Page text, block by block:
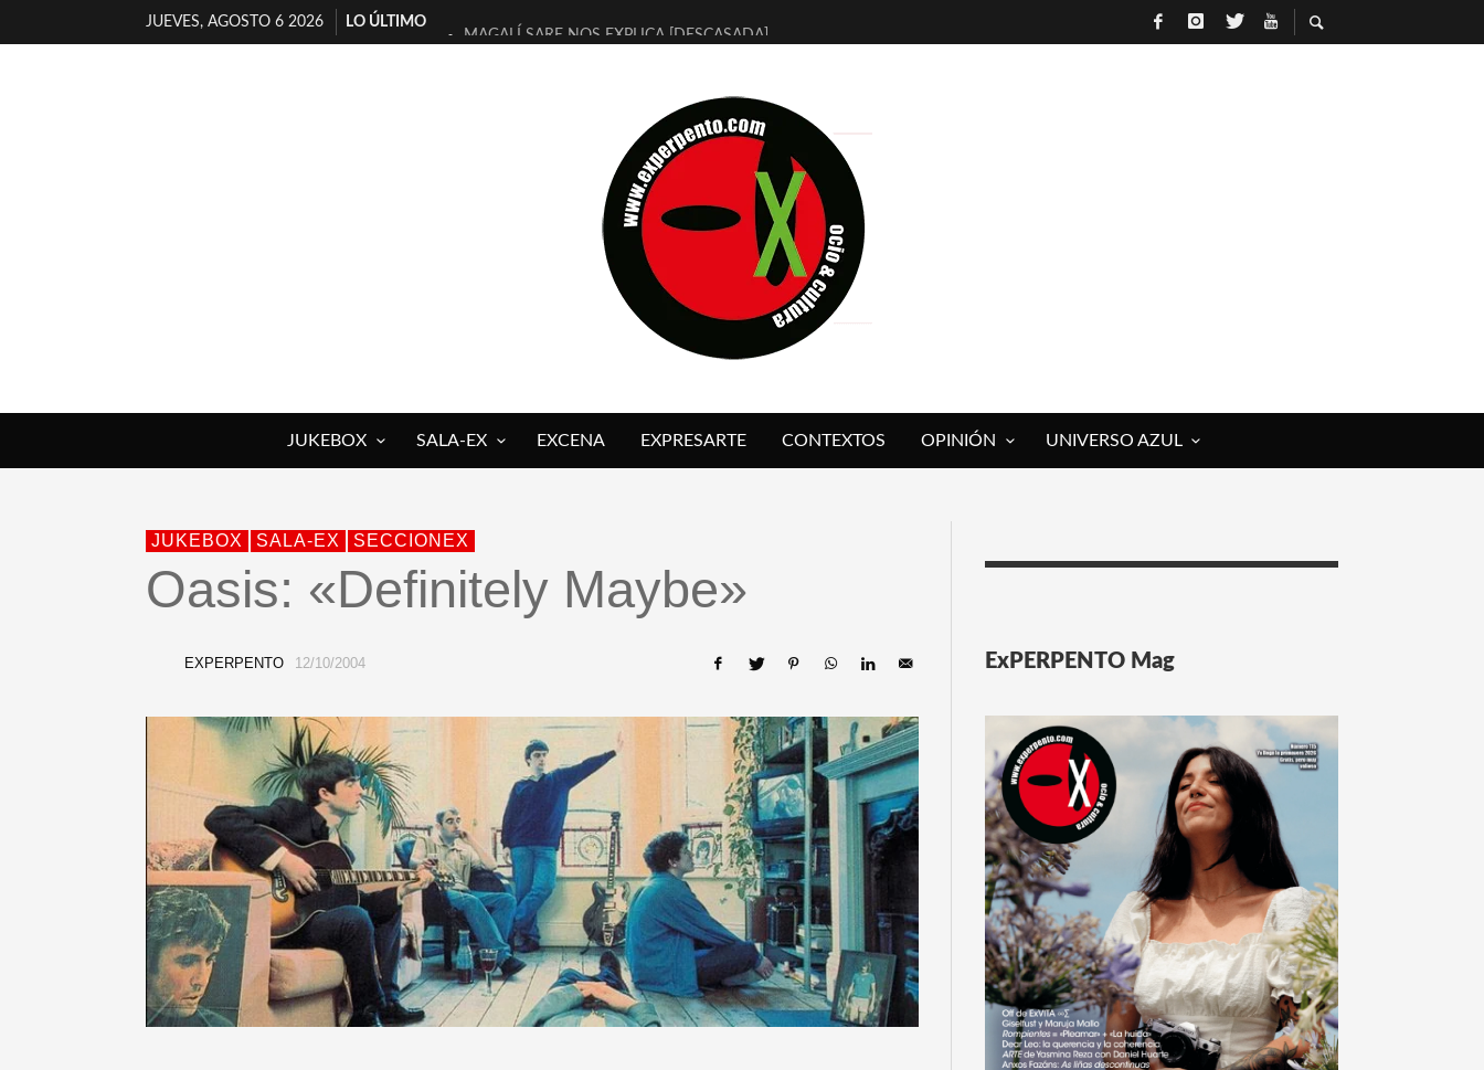
JUEVES, AGOSTO 6 2026
LO ÚLTIMO
MAGALÍ SARE NOS EXPLICA [DESCASADA]
[LA BOLA NEGRA] DE JAVIER CALVO Y JAVIER AMBROSSI
OSLO OVNIES LLEGAN CORRIENDO A ARANDA (SONORAMA Y COSQUÍN ROCK)
FÉLIX CALVO NOS PRESENTA [LAS PALMERAS] (NOVELA DE VAMPIROS VIVOS Y MUERTOS)
[EL SER QUERIDO] DE RODRIGO SOROGOYEN
ENTREVISTA A IVÁN HUMANES POR [EL LIBRO ROJO]
ARRABAL, ARRABAL, ARRABAL, ARRABEAUX
JUKEBOX SALA-EX EXCENA EXPRESARTE CONTEXTOS OPINIÓN UNIVERSO AZUL
JUKEBOX SALA-EX SECCIONEX
Oasis: «Definitely Maybe»
EXPERPENTO 12/10/2004 ExPERPENTO Mag